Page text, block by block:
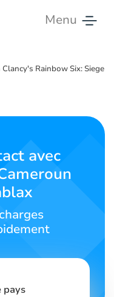
Menu
Clancy's Rainbow Six: Siege
avec
pays